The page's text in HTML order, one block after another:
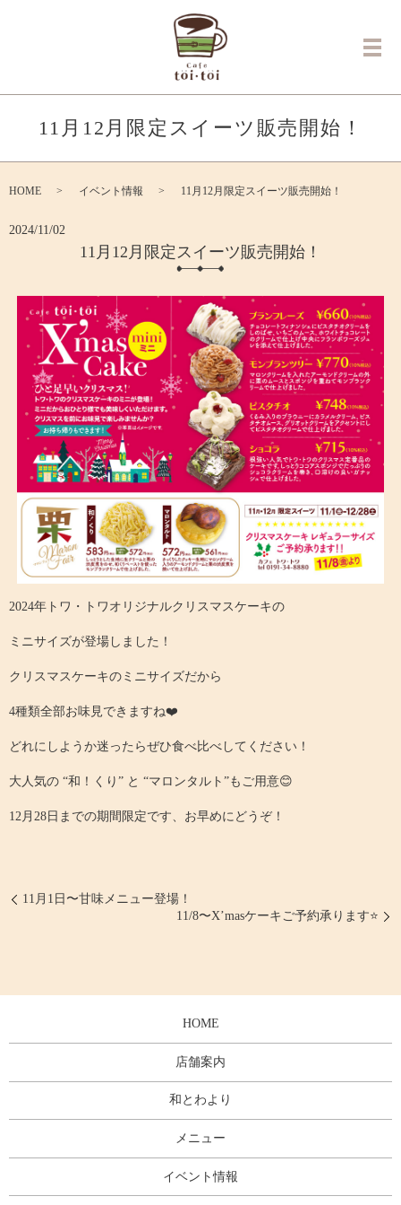
メ
11月12月限定スイーツ販売開始！
HOME イベント情報 11月12月限定スイーツ販売開始！
2024/11/02
11月12月限定スイーツ販売開始！
2024年トワ・トワオリジナルクリスマスケーキの
ミニサイズが登場しました！
クリスマスケーキのミニサイズだから
4種類全部お味見できますね❤️
どれにしようか迷ったらぜひ食べ比べしてください！
大人気の “和！くり” と “マロンタルト”もご用意😊
12月28日までの期間限定です、お早めにどうぞ！
11月1日〜甘味メニュー登場！
11/8〜X’masケーキご予約承ります⭐️
HOME
店舗案内
和とわより
メニュー
イベント情報